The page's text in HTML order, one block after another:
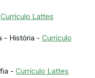
Currículo Lattes
- História - Currículo
- Currículo Lattes